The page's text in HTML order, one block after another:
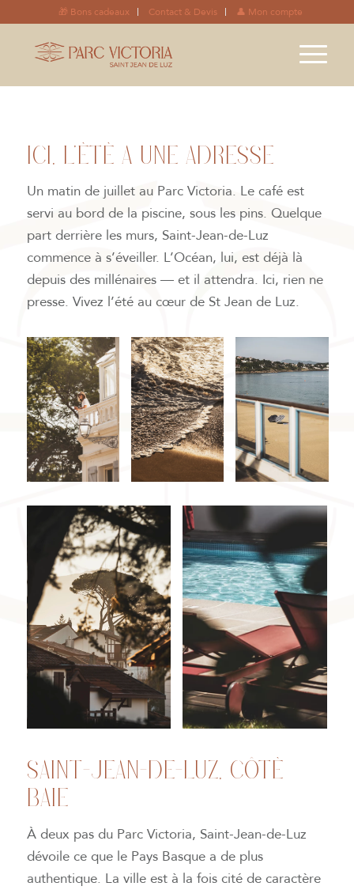
🎁 Bons cadeaux Contact & Devis 👤 Mon compte
ICI, L’ÉTÉ A UNE ADRESSE
Un matin de juillet au Parc Victoria. Le café est
servi au bord de la piscine, sous les pins. Quelque
part derrière les murs, Saint-Jean-de-Luz
commence à s’éveiller. L’Océan, lui, est déjà là
depuis des millénaires — et il attendra. Ici, rien ne
presse. Vivez l’été au cœur de St Jean de Luz.
SAINT-JEAN-DE-LUZ, CÔTÉ
BAIE
À deux pas du Parc Victoria, Saint-Jean-de-Luz
dévoile ce que le Pays Basque a de plus
authentique. La ville est à la fois cité de caractère